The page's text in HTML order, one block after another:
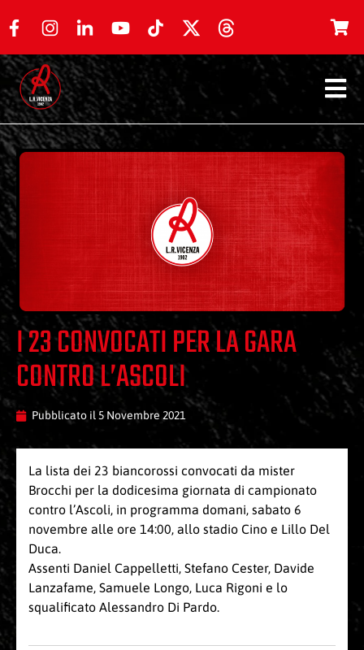
I 23 CONVOCATI PER LA GARA
CONTRO L’ASCOLI
Pubblicato il 5 Novembre 2021
La lista dei 23 biancorossi convocati da mister
Brocchi per la dodicesima giornata di campionato
contro l’Ascoli, in programma domani, sabato 6
novembre alle ore 14:00, allo stadio Cino e Lillo Del
Duca.
Assenti Daniel Cappelletti, Stefano Cester, Davide
Lanzafame, Samuele Longo, Luca Rigoni e lo
squalificato Alessandro Di Pardo.